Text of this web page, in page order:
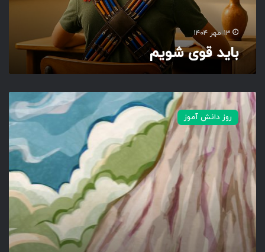
۱۳ مهر ۱۴۰۴
باید قوی شویم
ت
م
ن
م
و
ف
ی
روز دانش آموز